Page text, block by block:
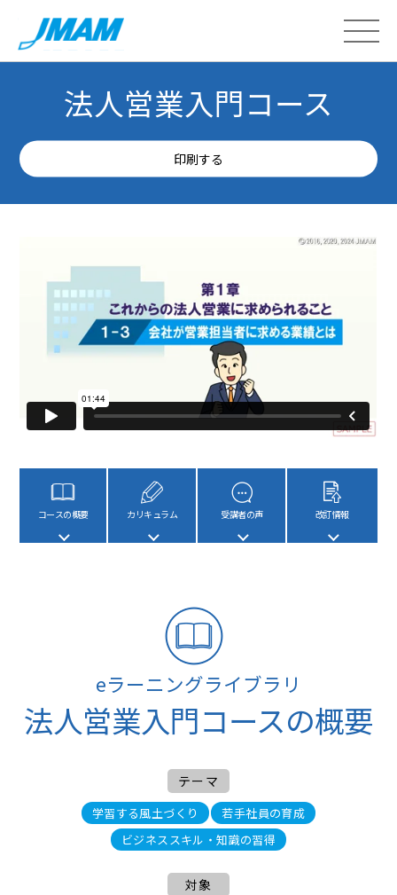
法人営業入門コース
印刷する
コースの概要 カリキュラム 受講者の声 改訂情報
eラーニングライブラリ
法人営業入門コースの概要
テーマ
学習する風土づくり
若手社員の育成
ビジネススキル・知識の習得
対象